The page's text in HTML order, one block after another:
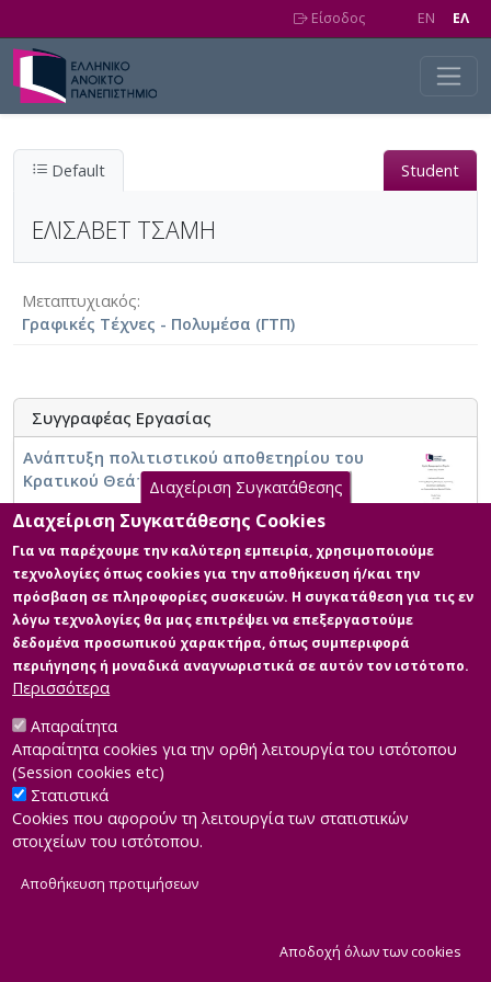
Είσοδος EN EΛ
Default Student
ΕΛΙΣΑΒΕΤ ΤΣΑΜΗ
Μεταπτυχιακός
Γραφικές Τέχνες - Πολυμέσα (ΓΤΠ)
Συγγραφέας Εργασίας
Ανάπτυξη πολιτιστικού αποθετηρίου του
Κρατικού Θεάτρου Βορείου Ελλάδας
Developed byINTEROPTICS
Διαχείριση Συγκατάθεσης
Διαχείριση Συγκατάθεσης Cookies
Για να παρέχουμε την καλύτερη εμπειρία, χρησιμοποιούμε
τεχνολογίες όπως cookies για την αποθήκευση ή/και την
πρόσβαση σε πληροφορίες συσκευών. Η συγκατάθεση για τις εν
λόγω τεχνολογίες θα μας επιτρέψει να επεξεργαστούμε
δεδομένα προσωπικού χαρακτήρα, όπως συμπεριφορά
περιήγησης ή μοναδικά αναγνωριστικά σε αυτόν τον ιστότοπο.
Περισσότερα
Απαραίτητα
Απαραίτητα cookies για την ορθή λειτουργία του ιστότοπου
(Session cookies etc)
Στατιστικά
Cookies που αφορούν τη λειτουργία των στατιστικών
στοιχείων του ιστότοπου.
Αποθήκευση προτιμήσεων
Αποδοχή όλων των cookies